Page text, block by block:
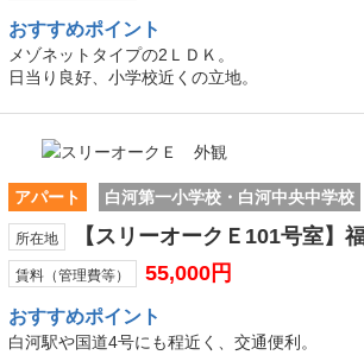
おすすめポイント
メゾネットタイプの2ＬＤＫ。
日当り良好、小学校近くの立地。
アパート 白河第一小学校・白河中央中学校
所在地 【スリーオークＥ101号室】
賃料（管理費等） 55,000円
おすすめポイント
白河駅や国道4号にも程近く、交通便利。